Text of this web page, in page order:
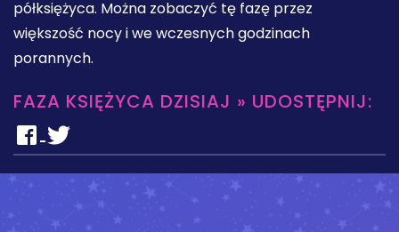
półksiężyca. Można zobaczyć tę fazę przez
większość nocy i we wczesnych godzinach
porannych.
FAZA KSIĘŻYCA DZISIAJ » UDOSTĘPNIJ: